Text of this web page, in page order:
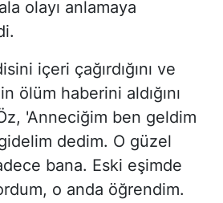
olayı anlamaya
içeri çağırdığını ve
ölüm haberini aldığını
'Anneciğim ben geldim
dedim. O güzel
bana. Eski eşimde
o anda öğrendim.